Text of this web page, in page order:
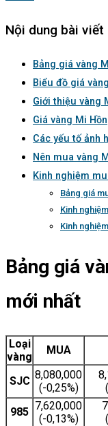
Nội dung bài viết
Bảng giá vàng
Biểu đồ giá
Giới thiệu vàng
Giá vàng Mi
Các yếu tố ảnh
Nên mua vàng
Kinh nghiệm
Bảng giá
Kinh
Kinh
Bảng giá
mới nhất
Loại
vàng
MUA
SJC 8,080,000
(-0,25%)
985 7,620,000
(-0,13%)